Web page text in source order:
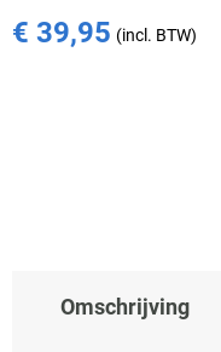
€ 39,95
Omschrijving